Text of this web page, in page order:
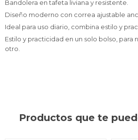
Bandolera en tafeta liviana y resistente.
Diseño moderno con correa ajustable
Ideal para uso diario, combina estilo y
Estilo y practicidad en un solo bolso, para
otro.
Productos que te